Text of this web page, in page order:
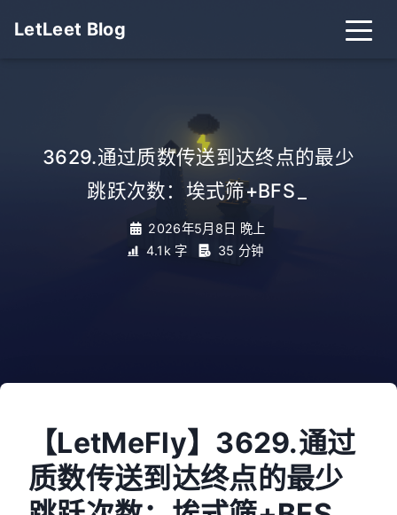
LetLeet Blog
3629.通过质数传送到达终点的最少
跳跃次数：埃式筛+BFS
2026年5月8日 晚上
4.1k 字
35 分钟
【LetMeFly】3629.通过
质数传送到达终点的最少